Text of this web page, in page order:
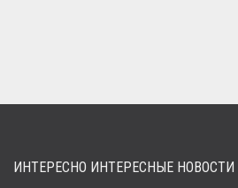
ИНТЕРЕСНО ИНТЕРЕСНЫЕ НОВОСТИ